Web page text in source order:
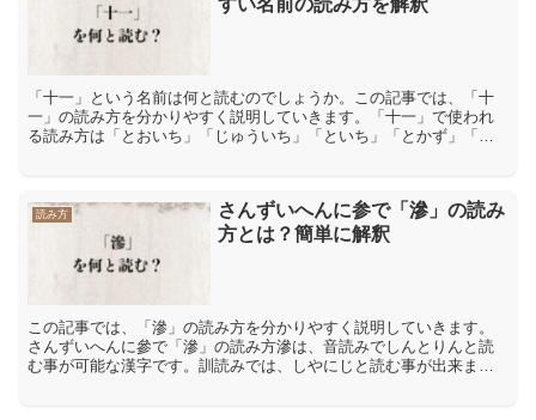
すい名前の読み方を解釈
「十一」という名前は何と読むのでしょうか。この記事では、「十
一」の読み方を分かりやすく説明していきます。「十一」で使われ
る読み方は「とおいち」「じゅういち」「といち」「とかず」「と
読み方
さんずいへんに参で「滲」の読み
方とは？簡単に解釈
この記事では、「滲」の読み方を分かりやすく説明していきます。
さんずいへんに參で「滲」の読み方滲は、音読みでしんとりんと読
む事が可能な漢字です。訓読みでは、しやにじと読む事が出来ま